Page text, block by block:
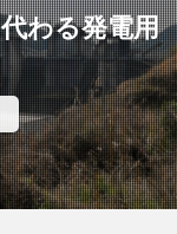
わる発電用